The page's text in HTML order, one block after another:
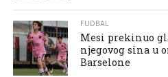
FUDBAL
Mesi prekinuo
njegovog sina u
Barselone